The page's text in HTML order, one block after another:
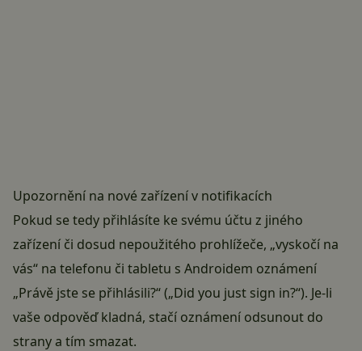
Upozornění na nové zařízení v notifikacích
Pokud se tedy přihlásíte ke svému účtu z jiného
zařízení či dosud nepoužitého prohlížeče, „vyskočí na
vás“ na telefonu či tabletu s Androidem oznámení
„Právě jste se přihlásili?“ („Did you just sign in?“). Je-li
vaše odpověď kladná, stačí oznámení odsunout do
strany a tím smazat.